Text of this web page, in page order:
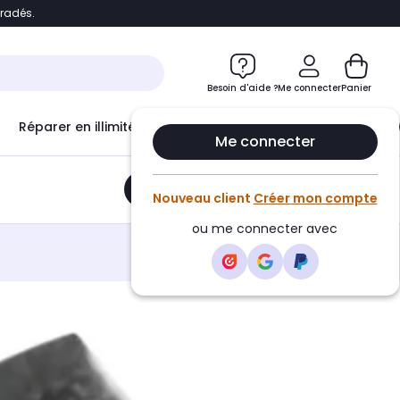
Accéder directement au chatbot
Besoin d'aide ?Me connecter
Me connecter
Nouveau client Créer mon compte
ou me connecter avec
Panier
Réparer en illimité avec Le Club Infinity
Ajouter au panier